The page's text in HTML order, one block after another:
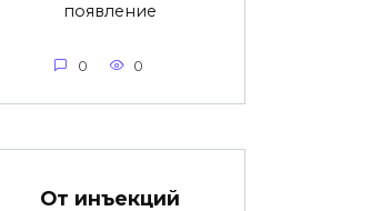
появление
0 0
От инъекций